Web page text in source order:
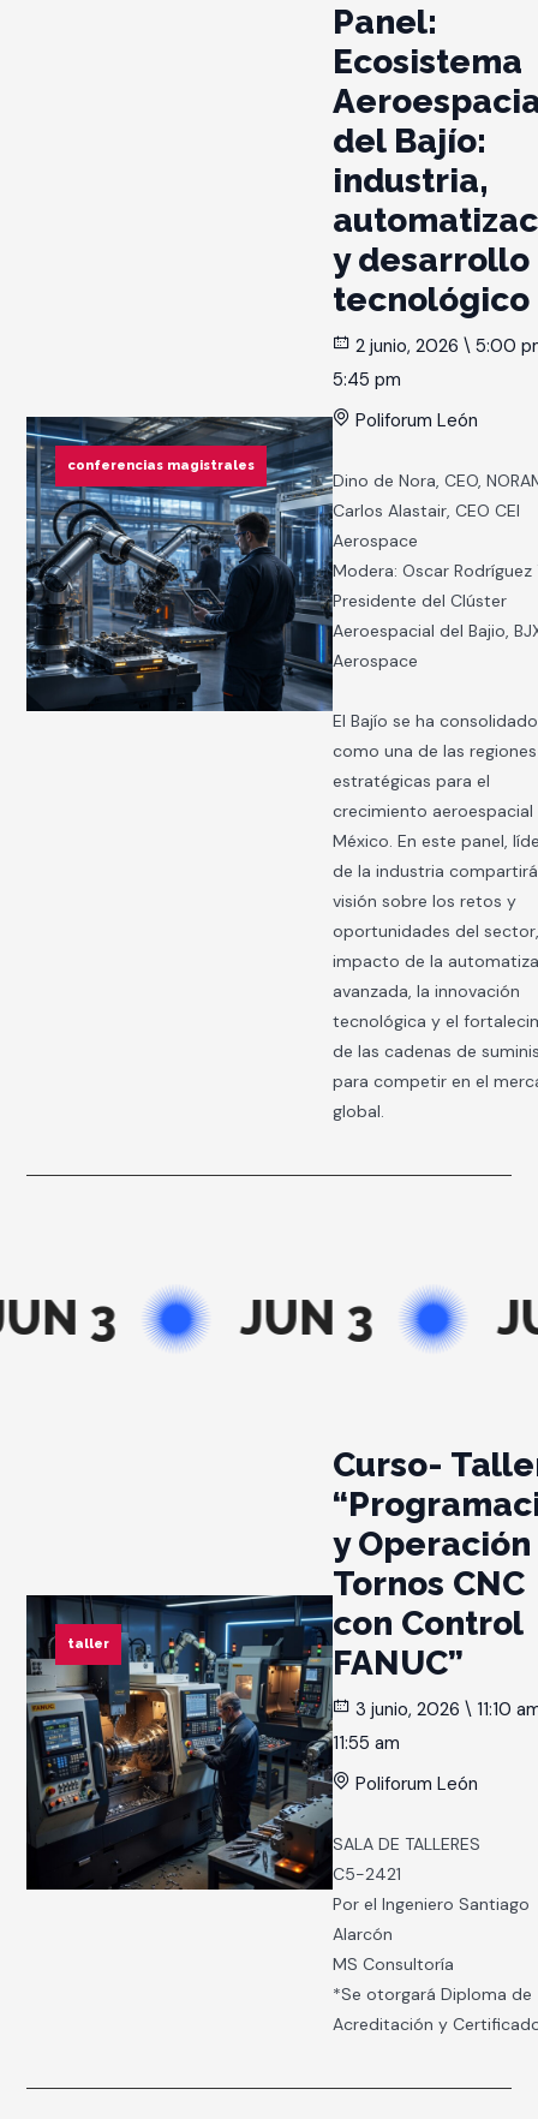
conferencias magistrales
Panel:
Ecosistema
del Bajío:
industria,
y desarrollo
tecnológico
2 junio, 2026 \ 5:00
5:45 pm
Poliforum León
Dino de Nora, CEO,
Carlos Alastair, CEO CEI
Aerospace
Modera: Oscar Rodríguez
Presidente del Clúster
Aeroespacial del Bajio,
Aerospace
El Bajío se ha consolidado
como una de las regiones
estratégicas para el
crecimiento aeroespacial
México. En este panel,
de la industria
visión sobre los retos y
oportunidades del
impacto de la
avanzada, la innovación
tecnológica y el
de las cadenas de
para competir en el
global.
3 JUN 3
taller
Curso-
y
Tornos CNC
con Control
FANUC”
3 junio, 2026 \ 11:10
11:55 am
Poliforum León
SALA DE TALLERES
C5-2421
Por el Ingeniero Santiago
Alarcón
MS Consultoría
*Se otorgará Diploma de
Acreditación y